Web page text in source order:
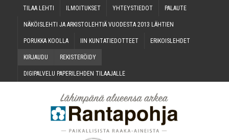
TILAA LEH­TI ILMOI­TUK­SET YHTEYS­TIE­DOT PALAU­TE
NÄKÖIS­LEH­TI JA ARKIS­TO­LEH­TIÄ VUO­DES­TA 2013 LÄHTIEN
PORUK­KA KOOLLA IIN KUN­TA­TIE­DOT­TEET ERI­KOIS­LEH­DET
KIR­JAU­DU REKIS­TE­RÖI­DY
DIGI­PAL­VE­LU PAPE­RI­LEH­DEN TILAAJALLE